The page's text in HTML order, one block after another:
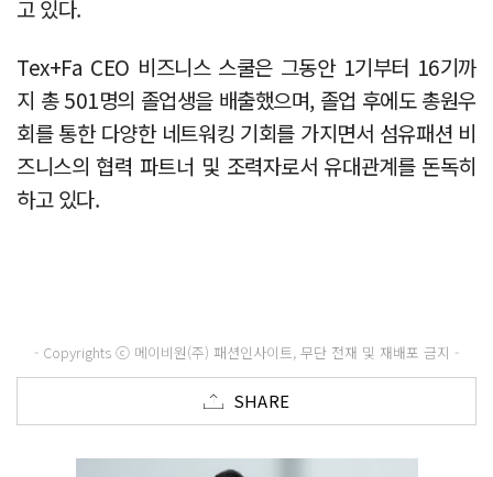
고 있다.
Tex+Fa CEO 비즈니스 스쿨은 그동안 1기부터 16기까
지 총 501명의 졸업생을 배출했으며, 졸업 후에도 총원우
회를 통한 다양한 네트워킹 기회를 가지면서 섬유패션 비
즈니스의 협력 파트너 및 조력자로서 유대관계를 돈독히
하고 있다.
- Copyrights ⓒ 메이비원(주) 패션인사이트, 무단 전재 및 재배포 금지 -
SHARE